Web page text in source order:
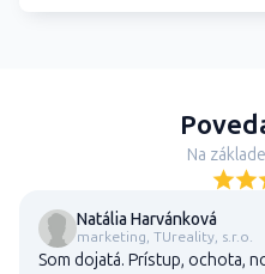
Na
Natália Harvánková
marketing, TUreality, s.r.o.
Som dojatá. Prístup, ochota,